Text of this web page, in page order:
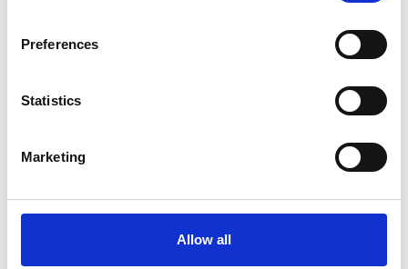
Preferences
Statistics
Marketing
Allow all
La Škoda avvia la produzione del suo SUV Peaq
Repubblica Ceca